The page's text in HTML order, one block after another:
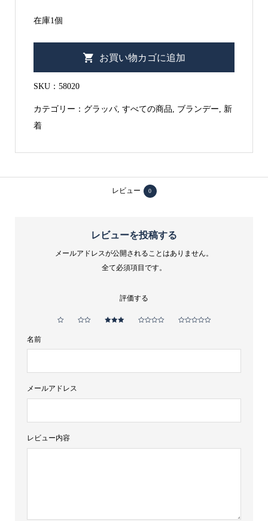
在庫1個
タ
ー
個
お買い物カゴに追加
SKU： 58020
カテゴリー： グラッパ, すべての商品 ブランデー
新
着
レビュー 0
レビューを投稿する
メールアドレスが公開されることはありません。
全て必須項目です。
評価する
レビュー内容
名前
メールアドレス